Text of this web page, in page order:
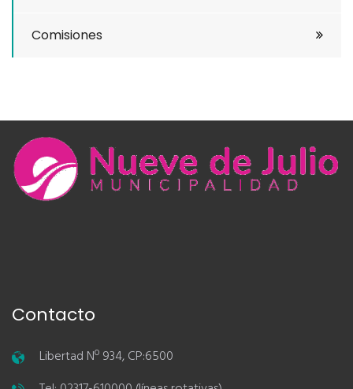
Comisiones
Contacto
Libertad Nº 934, CP:6500